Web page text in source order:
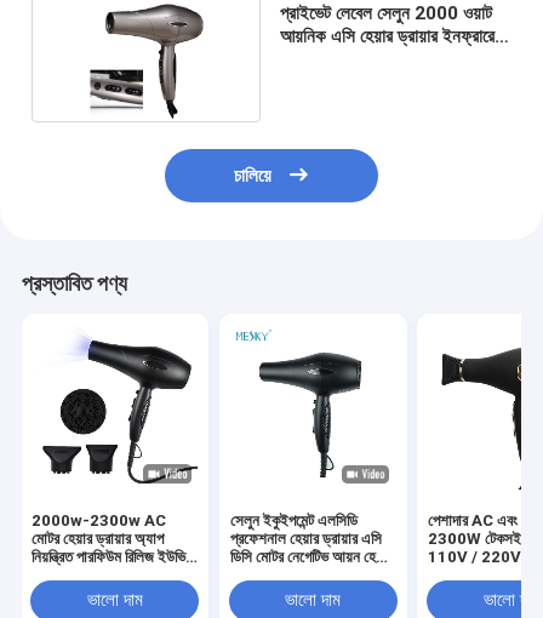
প্রাইভেট লেবেল সেলুন 2000 ওয়াট
আয়নিক এসি হেয়ার ড্রায়ার ইনফ্রারেড
চালিয়ে
প্রস্তাবিত পণ্য
2000w-2300w AC
মোটর হেয়ার ড্রায়ার অ্যাপ
নিয়ন্ত্রিত পারফিউম রিলিজ ইউভি
ভালো দাম
সেলুন ইকুইপমেন্ট এলসিডি
প্রফেশনাল হেয়ার ড্রায়ার এসি
ডিসি মোটর নেগেটিভ আয়ন হেয়ার
ভালো দাম
পেশাদার AC এবং
2300W টেকসই
110V / 220V
ভালো দাম